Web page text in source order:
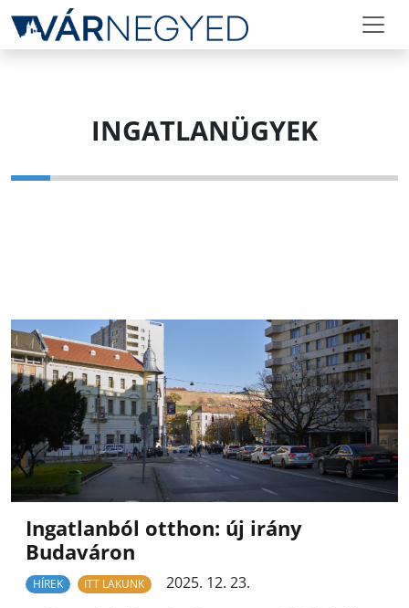
INGATLANÜGYEK
Ingatlanból otthon: új irány
Budaváron
HÍREK ITT LAKUNK
2025. 12. 23.